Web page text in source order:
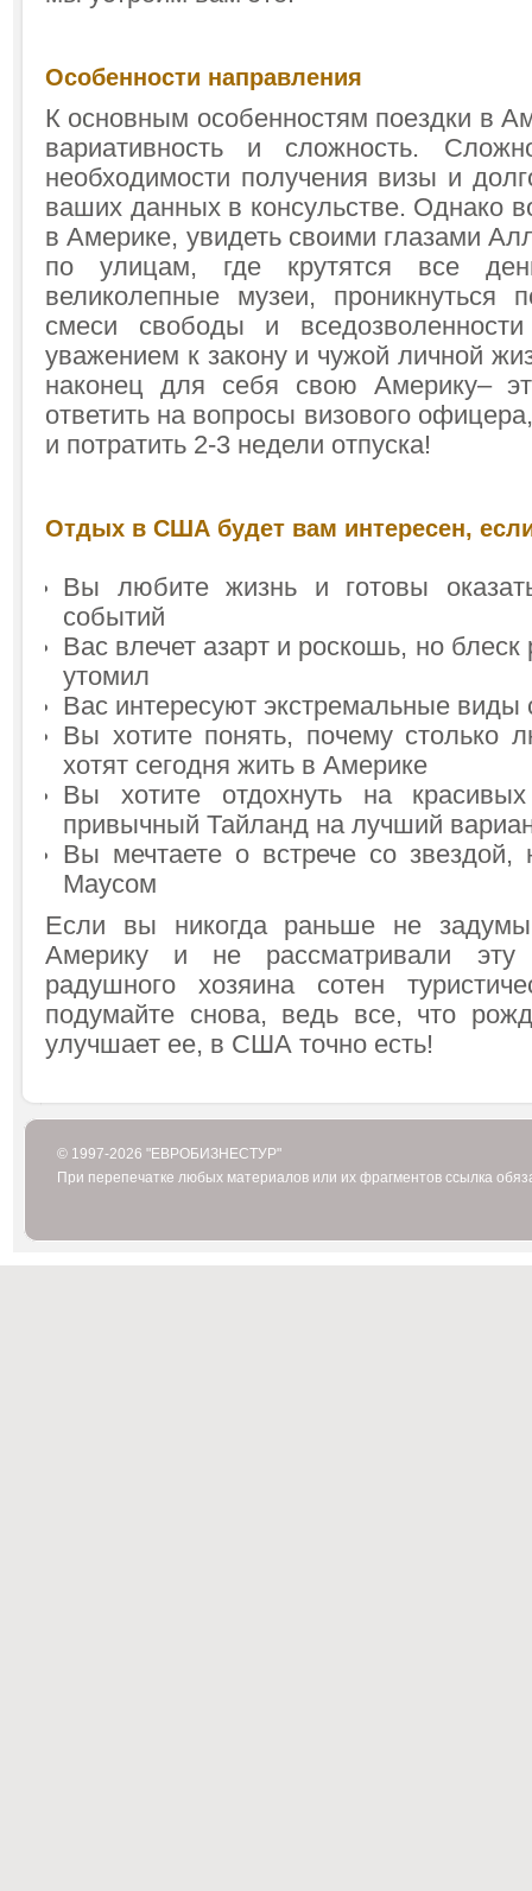
Особенности направления
К основным особенностям поездки в
вариативность и сложность.
необходимости получения визы и
ваших данных в консульстве. Однако
в Америке, увидеть своими глазами
по улицам, где крутятся все
великолепные музеи, проникнуться
смеси свободы и
уважением к закону и чужой личной
наконец для себя свою Америку–
ответить на вопросы визового
и потратить 2-3 недели отпуска!
Отдых в США будет вам интересен,
Вы любите жизнь и готовы
событий
Вас влечет азарт и роскошь, но блеск
утомил
Вас интересуют экстремальные виды
Вы хотите понять, почему столько
хотят сегодня жить в Америке
Вы хотите отдохнуть на
привычный Тайланд на лучший
Вы мечтаете о встрече со
Маусом
Если вы никогда раньше не
Америку и не рассматривали эту
радушного хозяина сотен
подумайте снова, ведь все, что
улучшает ее, в США точно есть!
© 1997-2026 "ЕВРОБИЗНЕСТУР"
При перепечатке любых материалов или их фрагментов ссылка